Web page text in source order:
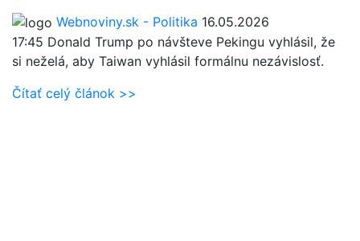
Webnoviny.sk - Politika 16.05.2026
17:45 Donald Trump po návšteve Pekingu vyhlásil, že
si neželá, aby Taiwan vyhlásil formálnu nezávislosť.
Čítať celý článok >>